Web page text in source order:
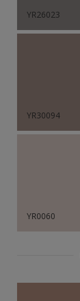
YR26023
YR30094
YR0060